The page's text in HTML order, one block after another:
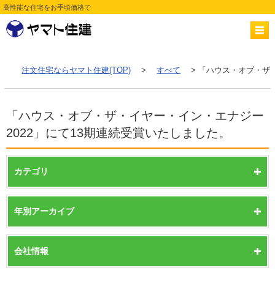
高性能な住宅をお手頃価格で
注文住宅ならヤマト住建(TOP) > すべて > 「ハウス・オブ・ザ
「ハウス・オブ・ザ・イヤー・イン・エナジー
2022」にて13期連続受賞いたしました。
カテゴリ
年別アーカイブ
会社情報